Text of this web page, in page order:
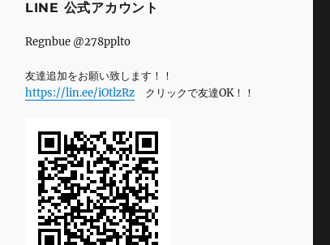
LINE 公式アカウント
Regnbue @278pplto
友達追加をお願い致します！！
https://lin.ee/iOtlzRzクリックで友達OK！！